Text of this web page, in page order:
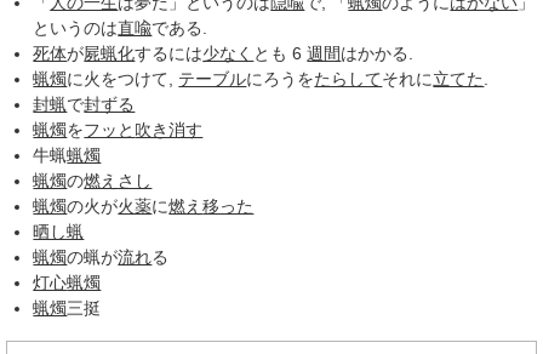
というのは直喩である.
死体が屍蝋化するには少なく とも 6週間はかかる.
蝋燭に火をつけて, テーブルにろうをたらしてそれに立てた
封蝋で封ずる
蝋燭をフッと 吹き消す
牛蝋蝋燭
蝋燭の燃えさし
蝋燭の火が火薬に燃え移った
晒し蝋
蝋燭の蝋が流れる
灯心蝋燭
蝋燭三挺